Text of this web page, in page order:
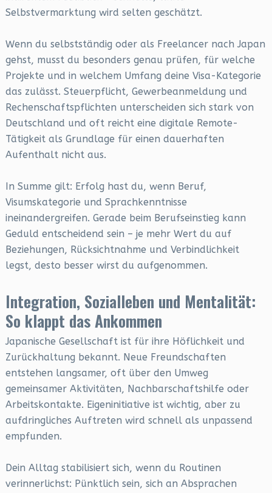
Selbstvermarktung wird selten geschätzt.
Wenn du selbstständig oder als Freelancer nach Japan
gehst, musst du besonders genau prüfen, für welche
Projekte und in welchem Umfang deine Visa-Kategorie
das zulässt. Steuerpflicht, Gewerbeanmeldung und
Rechenschaftspflichten unterscheiden sich stark von
Deutschland und oft reicht eine digitale Remote-
Tätigkeit als Grundlage für einen dauerhaften
Aufenthalt nicht aus.
In Summe gilt: Erfolg hast du, wenn Beruf,
Visumskategorie und Sprachkenntnisse
ineinandergreifen. Gerade beim Berufseinstieg kann
Geduld entscheidend sein – je mehr Wert du auf
Beziehungen, Rücksichtnahme und Verbindlichkeit
legst, desto besser wirst du aufgenommen.
Integration, Sozialleben und Mentalität:
So klappt das Ankommen
Japanische Gesellschaft ist für ihre Höflichkeit und
Zurückhaltung bekannt. Neue Freundschaften
entstehen langsamer, oft über den Umweg
gemeinsamer Aktivitäten, Nachbarschaftshilfe oder
Arbeitskontakte. Eigeninitiative ist wichtig, aber zu
aufdringliches Auftreten wird schnell als unpassend
empfunden.
Dein Alltag stabilisiert sich, wenn du Routinen
verinnerlichst: Pünktlich sein, sich an Absprachen